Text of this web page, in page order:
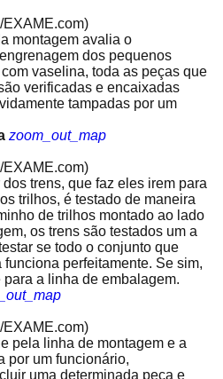
EXAME.com)
montagem avalia o
dos pequenos
vaselina, toda as peças que
verificadas e encaixadas
tampadas por um
zoom_out_map
EXAME.com)
trens, que faz eles irem para
trilhos, é testado de maneira
de trilhos montado ao lado
os trens são testados um a
se todo o conjunto que
perfeitamente. Se sim,
a linha de embalagem.
EXAME.com)
pela linha de montagem e a
por um funcionário,
uma determinada peça e